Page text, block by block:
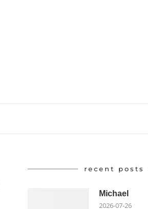
recent posts
Michael
2026-07-26